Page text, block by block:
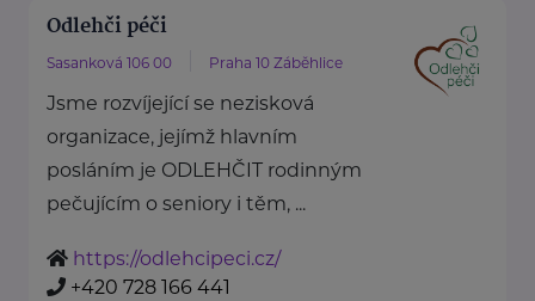
Odlehči péči
Sasanková 106 00 Praha 10 Záběhlice
Jsme rozvíjející se nezisková
organizace, jejímž hlavním
posláním je ODLEHČIT rodinným
pečujícím o seniory i těm, ...
https://odlehcipeci.cz/
+420 728 166 441